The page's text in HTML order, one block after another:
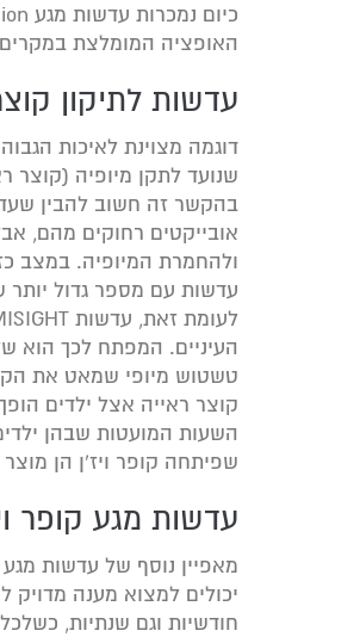
האופציה המומלצת
עדשות לתיקון
שנועד לתקן מיופיה (קוצר
בהקשר זה חשוב להבין
אובייקטים רחוקים מהם,
ולהחמרת המיופיה. במצב
עדשות עם מספר גדול יותר
טשטוש מיופי שמאט את
קוצר ראייה אצל ילדים
השעות המועטות שבהן
שפיתחה קופר ויז’ן הן מוצר
עדשות מגע קופר
יכולים למצוא מענה מדויק
חודשיות וגם שנתיות,